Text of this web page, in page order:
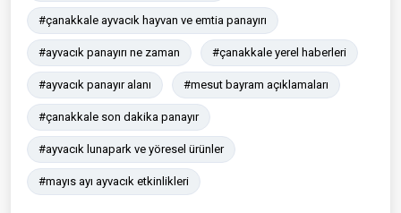
#çanakkale ayvacık hayvan ve emtia panayırı
#ayvacık panayırı ne zaman #çanakkale yerel haberleri
#ayvacık panayır alanı #mesut bayram açıklamaları
#çanakkale son dakika panayır
#ayvacık lunapark ve yöresel ürünler
#mayıs ayı ayvacık etkinlikleri